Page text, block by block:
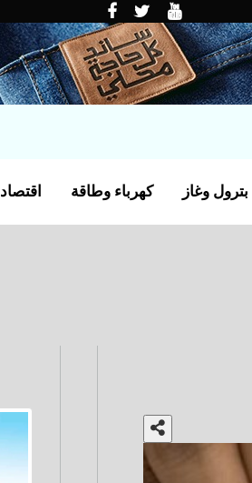
اقتصاد كهرباء وطاقة بترول وغاز